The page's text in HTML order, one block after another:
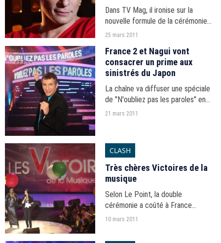
Dans TV Mag, il ironise sur la
nouvelle formule de la cérémonie
qu'il n'a pas produit et pas présenté
25 mars 2011
France 2 et Nagui vont
consacrer un prime aux
sinistrés du Japon
La chaîne va diffuser une spéciale
de "N'oubliez pas les paroles" en
prime time.
21 mars 2011
CLASH
Très chères Victoires de la
musique
Selon Le Point, la double
cérémonie a coûté à France
Télévisions 400 000 euros de plus
10 mars 2011